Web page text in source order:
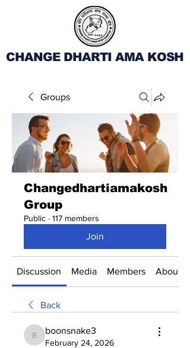
CHANGE DHARTI AMA KOSH
Groups
Changedhartiamakosh
Group
Public · 117 members
Join
Discussion Media Members About
Back
boonsnake3
boonsnake3
February 24, 2026